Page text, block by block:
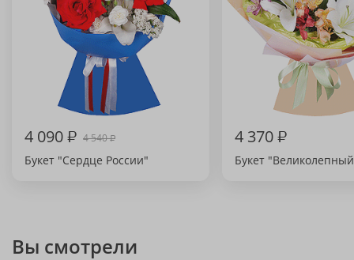
4 090₽ 4 540₽
Букет "Сердце России"
4 370₽
Букет
Вы смотрели